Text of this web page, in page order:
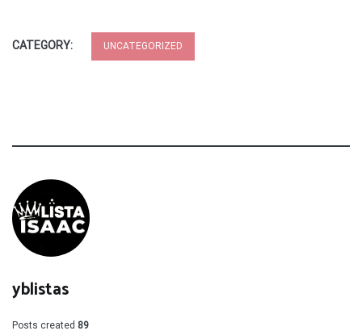
CATEGORY: UNCATEGORIZED
yblistas
Posts created 89